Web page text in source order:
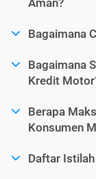
Bagaimana
Bagaimana
Kredit
Berapa
Konsumen
Daftar